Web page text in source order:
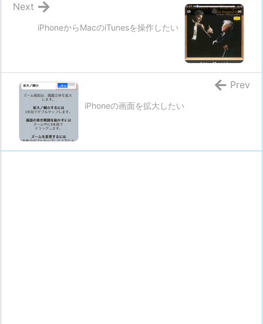
iPhoneからMacのiTunesを操作したい
Next
iPhoneの画面を拡大したい
Prev